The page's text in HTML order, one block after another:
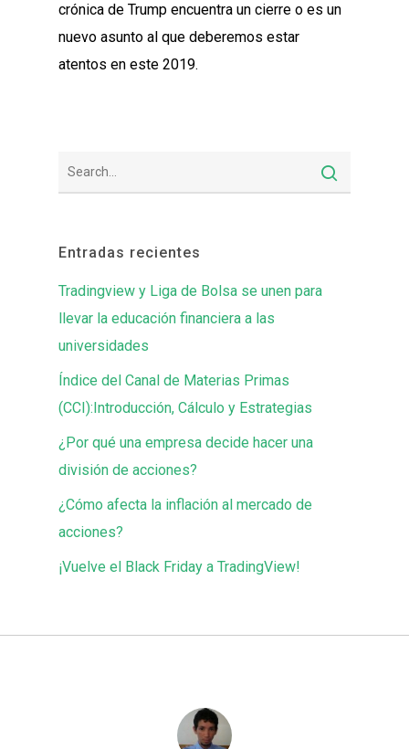
crónica de Trump encuentra un cierre o es un
nuevo asunto al que deberemos estar
atentos en este 2019.
Entradas recientes
Tradingview y Liga de Bolsa se unen para
llevar la educación financiera a las
universidades
Índice del Canal de Materias Primas
(CCI):Introducción, Cálculo y Estrategias
¿Por qué una empresa decide hacer una
división de acciones?
¿Cómo afecta la inflación al mercado de
acciones?
¡Vuelve el Black Friday a TradingView!